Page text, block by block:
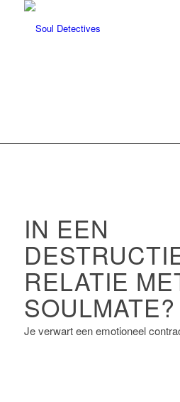
IN EEN
RELATIE
SOULMATE?
Je verwart een emotioneel